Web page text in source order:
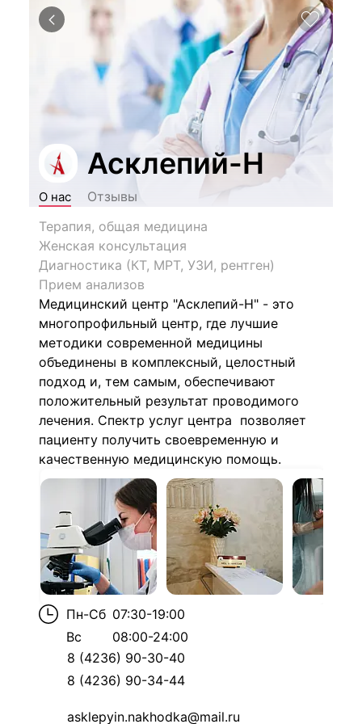
Асклепий-Н
О нас
Отзывы
Терапия, общая медицина
Женская консультация
Диагностика (КТ, МРТ, УЗИ, рентген)
Прием анализов
Медицинский центр "Асклепий-Н" - это
многопрофильный центр, где лучшие
методики современной медицины
объединены в комплексный, целостный
подход и, тем самым, обеспечивают
положительный результат проводимого
лечения. Спектр услуг центра позволяет
пациенту получить своевременную и
качественную медицинскую помощь.
Пн-Сб 07:30-19:00
Вс
08:00-24:00
8 (4236) 90-30-40
8 (4236) 90-34-44
asklepyin.nakhodka@mail.ru